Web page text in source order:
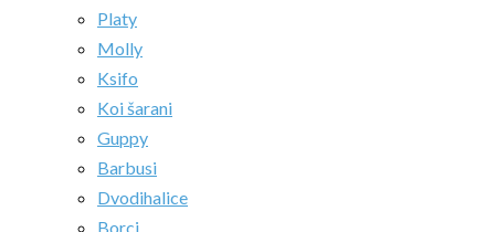
Platy
Molly
Ksifo
Koi šarani
Guppy
Barbusi
Dvodihalice
Borci